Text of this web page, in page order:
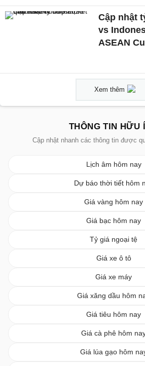
Cập nhật
vs
ASEAN
Xem thêm
THÔNG TIN HỮU
Cập nhật nhanh các thông tin được
Lịch âm hôm nay
Dự báo thời tiết hôm
Giá vàng hôm nay
Giá bạc hôm nay
Tỷ giá ngoại tệ
Giá xe ô tô
Giá xe máy
Giá xăng dầu hôm
Giá tiêu hôm nay
Giá cà phê hôm
Giá lúa gạo hôm